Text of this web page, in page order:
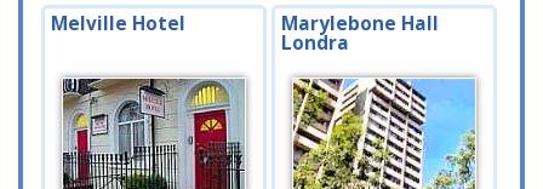
Melville Hotel Marylebone Hall
Londra